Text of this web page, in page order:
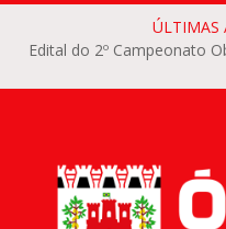
ÚLTIMAS
Edital do 2º Campeonato